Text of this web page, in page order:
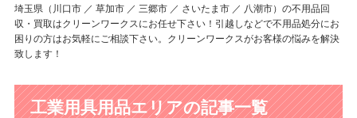
埼玉県（川口市 ／ 草加市 ／ 三郷市 ／ さいたま市 ／ 八潮市）の不用品回
収・買取はクリーンワークスにお任せ下さい！引越しなどで不用品処分にお
困りの方はお気軽にご相談下さい。クリーンワークスがお客様の悩みを解決
致します！
工業用具用品エリアの記事一覧